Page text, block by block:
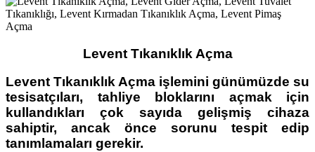
Levent Tıkanıklık Açma
Levent Tıkanıklık Açma işlemini günümüzde su
tesisatçıları, tahliye bloklarını açmak için
kullandıkları çok sayıda gelişmiş cihaza
sahiptir, ancak önce sorunu tespit edip
tanımlamaları gerekir.